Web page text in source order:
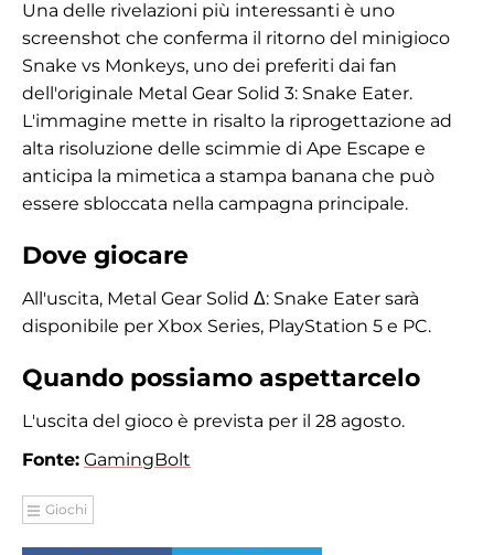
Una delle rivelazioni più interessanti è uno
screenshot che conferma il ritorno del minigioco
Snake vs Monkeys, uno dei preferiti dai fan
dell'originale Metal Gear Solid 3: Snake Eater.
L'immagine mette in risalto la riprogettazione ad
alta risoluzione delle scimmie di Ape Escape e
anticipa la mimetica a stampa banana che può
essere sbloccata nella campagna principale.
Dove giocare
All'uscita, Metal Gear Solid Δ: Snake Eater sarà
disponibile per Xbox Series, PlayStation 5 e PC.
Quando possiamo aspettarcelo
L'uscita del gioco è prevista per il 28 agosto.
Fonte: GamingBolt
Giochi